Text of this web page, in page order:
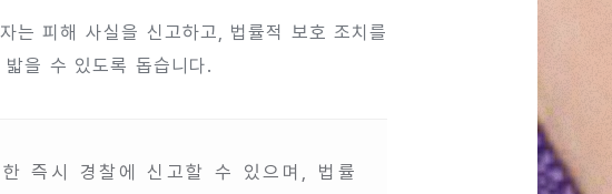
는 피해 사실을 신고하고, 법률적 보호 조치를
을 수 있도록 돕습니다.
즉시 경찰에 신고할 수 있으며, 법률